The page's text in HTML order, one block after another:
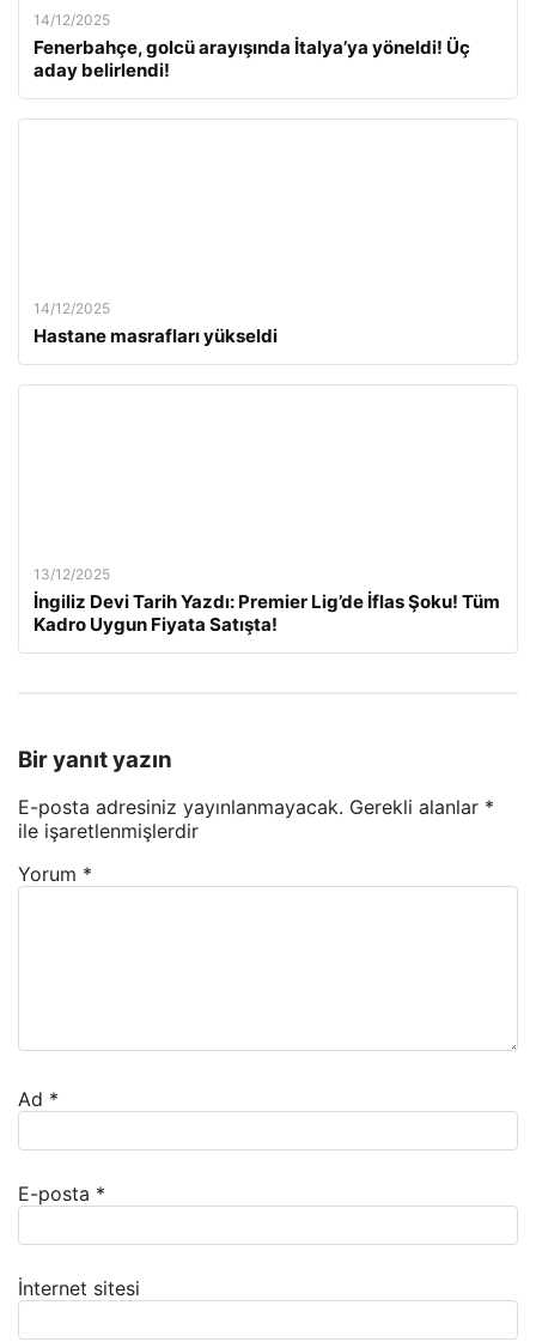
14/12/2025
Fenerbahçe, golcü arayışında İtalya’ya yöneldi! Üç
aday belirlendi!
14/12/2025
Hastane masrafları yükseldi
13/12/2025
İngiliz Devi Tarih Yazdı: Premier Lig’de İflas Şoku! Tüm
Kadro Uygun Fiyata Satışta!
Bir yanıt yazın
E-posta adresiniz yayınlanmayacak. Gerekli alanlar *
ile işaretlenmişlerdir
Yorum *
Ad *
E-posta *
İnternet sitesi